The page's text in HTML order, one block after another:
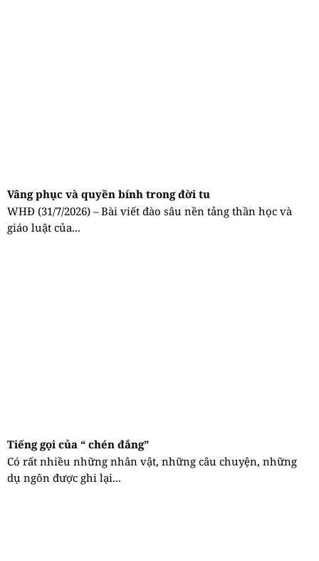
Vâng phục và quyền bính trong đời tu
WHĐ (31/7/2026) – Bài viết đào sâu nền tảng thần học và
giáo luật của...
Tiếng gọi của “ chén đắng”
Có rất nhiều những nhân vật, những câu chuyện, những
dụ ngôn được ghi lại...